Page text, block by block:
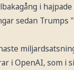
i hajpade
sedan Trumps
i OpenAI, som i